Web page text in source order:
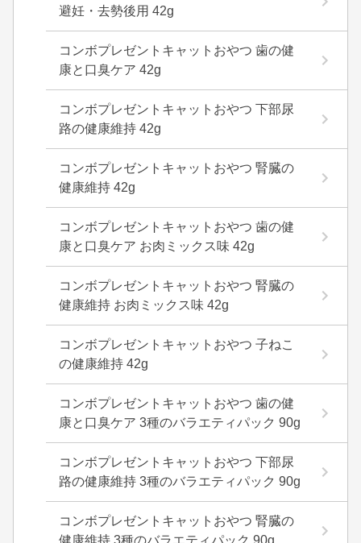
避妊・去勢後用 42g
コンボプレゼントキャットおやつ 歯の健
康と口臭ケア 42g
コンボプレゼントキャットおやつ 下部尿
路の健康維持 42g
コンボプレゼントキャットおやつ 腎臓の
健康維持 42g
コンボプレゼントキャットおやつ 歯の健
康と口臭ケア お肉ミックス味 42g
コンボプレゼントキャットおやつ 腎臓の
健康維持 お肉ミックス味 42g
コンボプレゼントキャットおやつ 子ねこ
の健康維持 42g
コンボプレゼントキャットおやつ 歯の健
康と口臭ケア 3種のバラエティパック 90g
コンボプレゼントキャットおやつ 下部尿
路の健康維持 3種のバラエティパック 90g
コンボプレゼントキャットおやつ 腎臓の
健康維持 3種のバラエティパック 90g